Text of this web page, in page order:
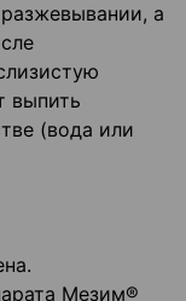
а
выпить
(вода или
Мезим®